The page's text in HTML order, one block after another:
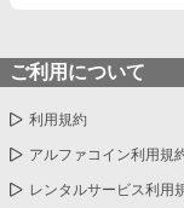
はずっと静かに手
が、未来を
キャンパス・ラブスト
ご利用について
利用規約
アルファコイン利用規
レンタルサービス利用